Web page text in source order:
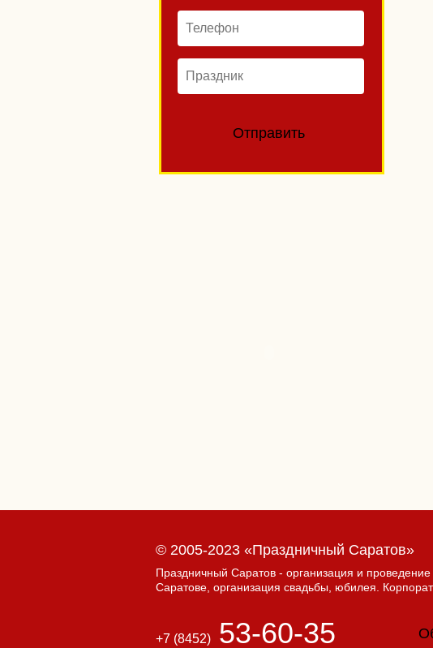
© 2005-2023 «Праздничный Саратов»
Праздничный Саратов - организация и проведение
Саратове, организация свадьбы, юбилея.
+7 (8452) 53-60-35